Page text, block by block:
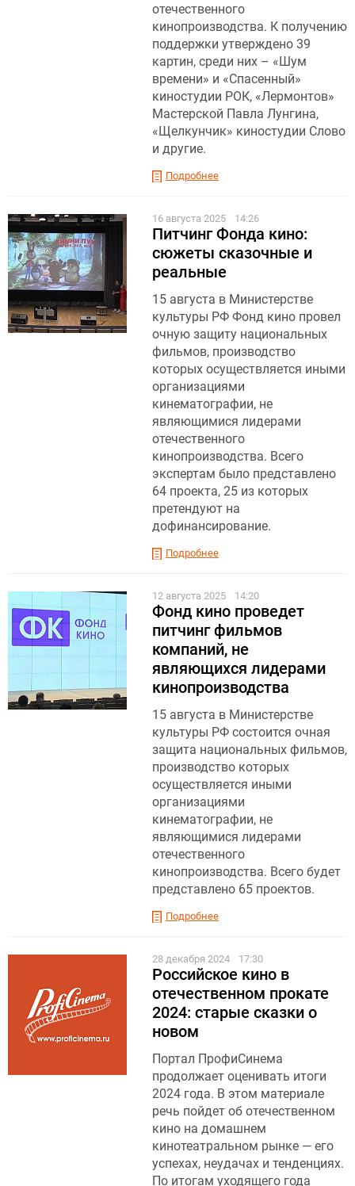
отечественного
кинопроизводства. К получению
поддержки утверждено 39
картин, среди них – «Шум
времени» и «Спасенный»
киностудии РОК, «Лермонтов»
Мастерской Павла Лунгина,
«Щелкунчик» киностудии Слово
и другие.
Подробнее
16 августа 2025 14:26
Питчинг Фонда кино:
сюжеты сказочные и
реальные
15 августа в Министерстве
культуры РФ Фонд кино провел
очную защиту национальных
фильмов, производство
которых осуществляется иными
организациями
кинематографии, не
являющимися лидерами
отечественного
кинопроизводства. Всего
экспертам было представлено
64 проекта, 25 из которых
претендуют на
дофинансирование.
Подробнее
12 августа 2025 14:20
Фонд кино проведет
питчинг фильмов
компаний, не
являющихся лидерами
кинопроизводства
15 августа в Министерстве
культуры РФ состоится очная
защита национальных фильмов,
производство которых
осуществляется иными
организациями
кинематографии, не
являющимися лидерами
отечественного
кинопроизводства. Всего будет
представлено 65 проектов.
Подробнее
28 декабря 2024 17:30
Российское кино в
отечественном прокате
2024: старые сказки о
новом
Портал ПрофиСинема
продолжает оценивать итоги
2024 года. В этом материале
речь пойдет об отечественном
кино на домашнем
кинотеатральном рынке — его
успехах, неудачах и тенденциях.
По итогам уходящего года